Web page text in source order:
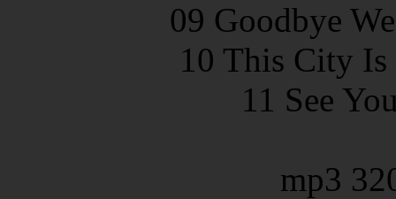
09 Goodbye
10 This City
11 See
mp3